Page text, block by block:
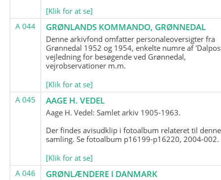
[Klik for at se]
A 044
GRØNLANDS KOMMANDO, GRØNNEDAL
Denne arkivfond omfatter personaleoversigter fra
Grønnedal 1952 og 1954, enkelte numre af
vejledning for besøgende ved Grønnedal,
vejrobservationer m.m.
[Klik for at se]
A 045
AAGE H. VEDEL
Aage H. Vedel: Samlet arkiv 1905-1963.
Der findes avisudklip i fotoalbum relateret til denne
samling. Se fotoalbum p16199-p16220, 2004-002.
[Klik for at se]
A 046
GRØNLÆNDERE I DANMARK